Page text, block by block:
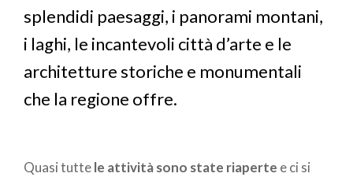
splendidi paesaggi, i panorami montani,
i laghi, le incantevoli città d’arte e le
architetture storiche e monumentali
che la regione offre.
Quasi tuttele attività sono state riaperte e ci si